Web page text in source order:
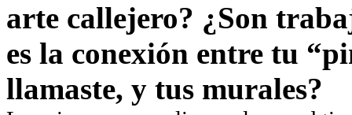
arte callejero? ¿Son
es la conexión entre tu
llamaste, y tus murales?